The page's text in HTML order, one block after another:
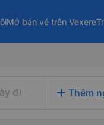
Mở bán vé trên Vexere
đi add Thêm